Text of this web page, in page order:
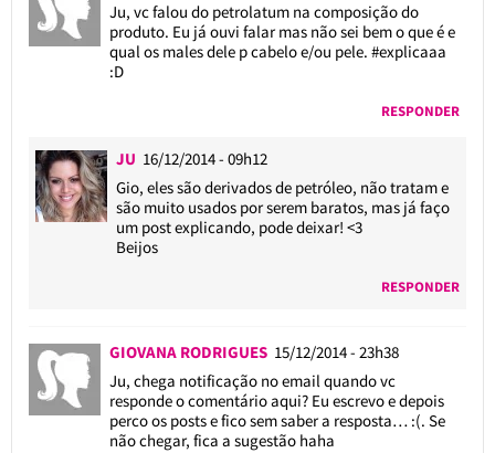
Ju, vc falou do petrolatum na composição do
produto. Eu já ouvi falar mas não sei bem o que é e
qual os males dele p cabelo e/ou pele. #explicaaa
:D
RESPONDER
JU 16/12/2014 - 09h12
Gio, eles são derivados de petróleo, não tratam e
são muito usados por serem baratos, mas já faço
um post explicando, pode deixar! <3
Beijos
RESPONDER
GIOVANA RODRIGUES 15/12/2014 - 23h38
Ju, chega notificação no email quando vc
responde o comentário aqui? Eu escrevo e depois
perco os posts e fico sem saber a resposta… :(. Se
não chegar, fica a sugestão haha